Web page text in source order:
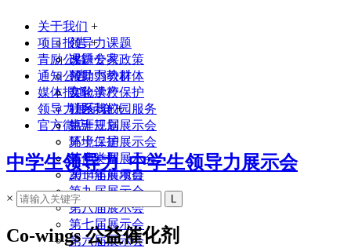
关于我们 +
领导力课题
课题专家
领导力教材
实验学校
联系我们
项目报告 +
改进公共政策
帮助弱势群体
文化遗产保护
社区与校园服务
生涯规划
环境保护
其他类型
2014年前项目
青励公益
通知公告
媒体报道
领导力展示会 +
第十三届展示会
第十二届展示会
第十一届展示会
第十届展示会
第九届展示会
第八届展示会
第七届展示会
第六届展示会
官方微店
中学生领导力_中学生领导力展示会
×
Co-wings 公益催化剂